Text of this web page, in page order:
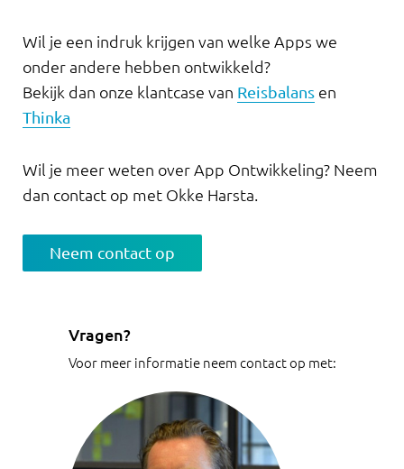
Wil je een indruk krijgen van welke Apps we
onder andere hebben ontwikkeld?
Bekijk dan onze klantcase van Reisbalans en
Thinka
Wil je meer weten over App Ontwikkeling? Neem
dan contact op met Okke Harsta.
Neem contact op
Vragen?
Voor meer informatie neem contact op met: